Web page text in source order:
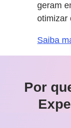
geram
otimizar
Saiba
Por